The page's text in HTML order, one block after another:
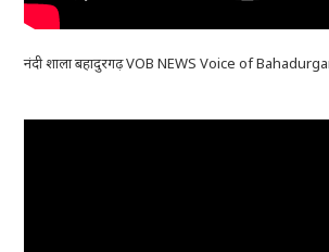
नंदी शाला बहादुरगढ़ VOB NEWS Voice of